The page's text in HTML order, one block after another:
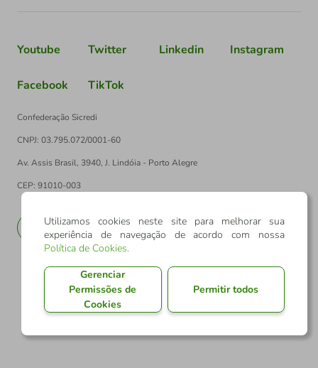
Youtube Twitter Linkedin Instagram
Facebook TikTok
Confederação Sicredi
CNPJ: 03.795.072/0001-60
Av. Assis Brasil, 3940, J. Lindóia - Porto Alegre
CEP: 91010-003
EN
Utilizamos cookies neste site para melhorar sua
experiência de navegação de acordo com nossa
Política de Cookies.
Gerenciar
Permissões de
Cookies
Permitir todos